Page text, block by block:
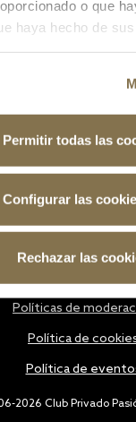
o que
haya hecho de
Permitir todas las
Configurar las
Rechazar las
2026 Club Privado
Políticas de
Política de
Política de